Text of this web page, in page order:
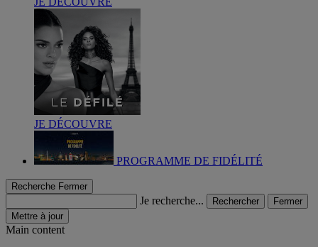
JE DÉCOUVRE
PROGRAMME DE FIDÉLITÉ
Recherche Fermer
Je recherche... Rechercher
Fermer
Mettre à jour
Main content